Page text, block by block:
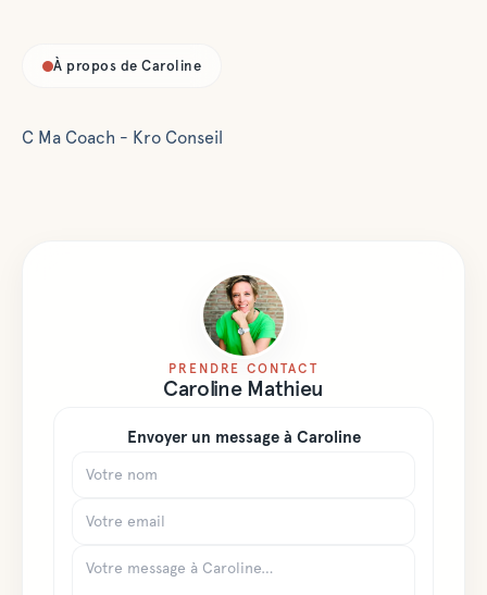
À propos deCaroline
C Ma Coach - Kro Conseil
PRENDRE CONTACT
Caroline Mathieu
Envoyer un message à Caroline